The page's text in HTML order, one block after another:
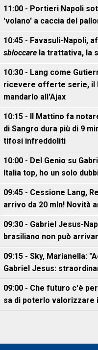
11:00 - Portieri Napoli
'volano' a caccia del
10:45 - Favasuli-Napoli,
sbloccare la trattativa, la
10:30 - Lang come
ricevere offerte serie, il
mandarlo all'Ajax
10:15 - Il Mattino fa
di Sangro dura più di 9
tifosi infreddoliti
10:00 - Del Genio su
Italia top, ho un solo
09:45 - Cessione Lang,
arrivo da 20 mln! Novità
09:30 - Gabriel Jesus-
brasiliano non può
09:15 - Sky, Marianella:
Gabriel Jesus:
09:00 - Che futuro c'è
sa di poterlo valorizzare